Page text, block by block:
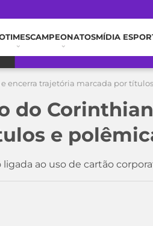
TIMESCAMPEONATOSMÍDIA
encerra trajetória marcada por
do
e
ao uso de cartão